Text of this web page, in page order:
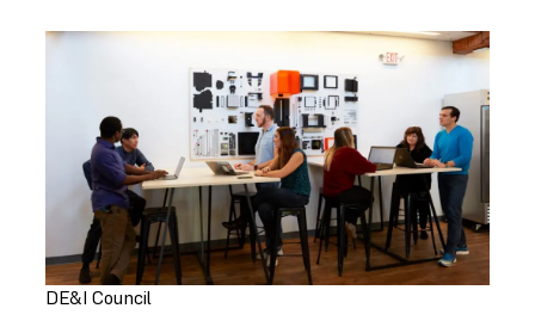
DE&I Council